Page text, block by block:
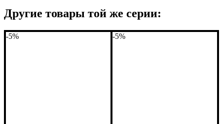
Другие товары той же серии:
-5% -5%